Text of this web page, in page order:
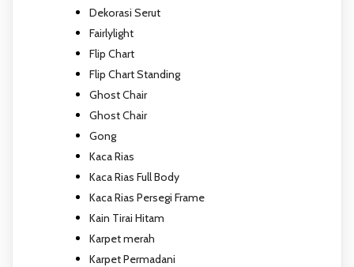
Dekorasi Serut
Fairlylight
Flip Chart
Flip Chart Standing
Ghost Chair
Ghost Chair
Gong
Kaca Rias
Kaca Rias Full Body
Kaca Rias Persegi Frame
Kain Tirai Hitam
Karpet merah
Karpet Permadani